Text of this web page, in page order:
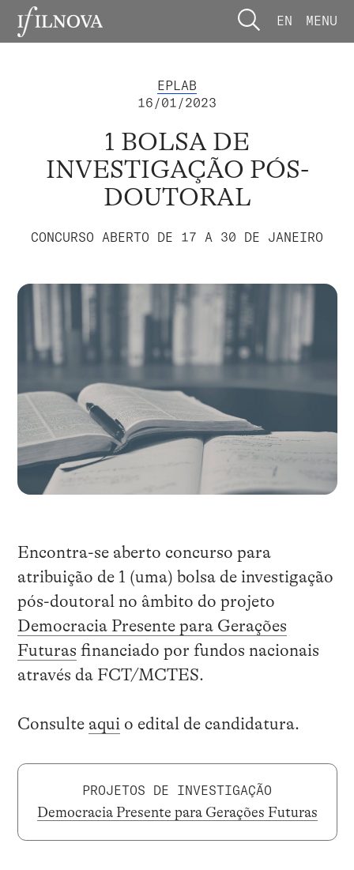
EN MENU
EPLAB
16/01/2023
1 BOLSA DE
INVESTIGAÇÃO PÓS-
DOUTORAL
CONCURSO ABERTO DE 17 A 30 DE JANEIRO
Encontra-se aberto concurso para
atribuição de 1 (uma) bolsa de investigação
pós-doutoral no âmbito do projeto
Democracia Presente para Gerações
Futuras financiado por fundos nacionais
através da FCT/MCTES.
Consulte aquio edital de candidatura.
PROJETOS DE INVESTIGAÇÃO
Democracia Presente para Gerações Futuras